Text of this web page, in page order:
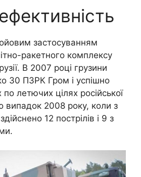
застосуванням
ракетного комплексу
В 2007 році грузини
30 ПЗРК Гром і успішно
по летючих цілях російської
випадок 2008 року, коли з
12 пострілів і 9 з